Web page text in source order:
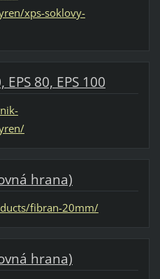
xps-soklovy-
EPS 80, EPS 100
hrana)
fibran-20mm/
hrana)